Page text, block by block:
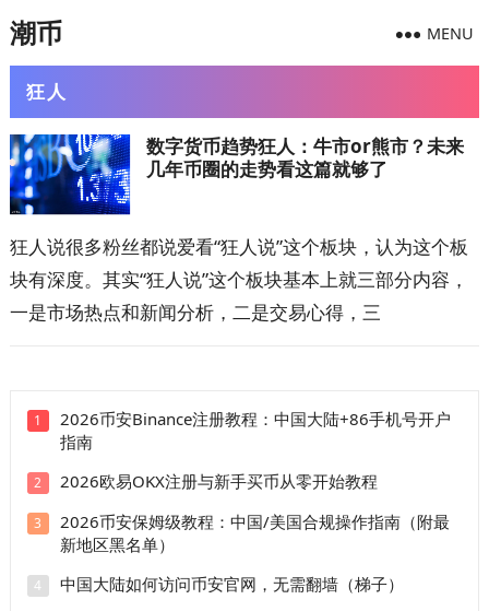
潮币 MENU
狂人
数字货币趋势狂人：牛市or熊市？未来
几年币圈的走势看这篇就够了
狂人说很多粉丝都说爱看“狂人说”这个板块，认为这个板
块有深度。其实“狂人说”这个板块基本上就三部分内容，
一是市场热点和新闻分析，二是交易心得，三
1
2026币安Binance注册教程：中国大陆+86手机号开户
指南
2 2026欧易OKX注册与新手买币从零开始教程
3
2026币安保姆级教程：中国/美国合规操作指南（附最
新地区黑名单）
4 中国大陆如何访问币安官网，无需翻墙（梯子）